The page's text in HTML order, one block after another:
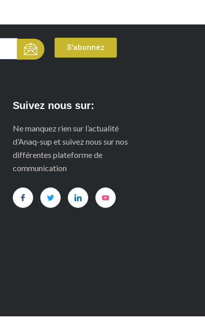
S'abonnez
Suivez nous sur:
Ne manquez rien sur l’actualité
d’Anaq-sup et suivez nous sur nos
différentes plateforme de
communication